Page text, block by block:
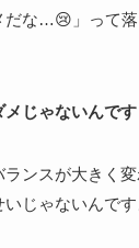
だな…😢」って落
じゃないんです
ンスが大きく
じゃないんで